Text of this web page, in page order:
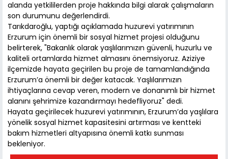
alanda yetkililerden proje hakkında bilgi alarak çalışmaların
son durumunu değerlendirdi.
Tarıkdaroğlu, yaptığı açıklamada huzurevi yatırımının
Erzurum için önemli bir sosyal hizmet projesi olduğunu
belirterek, "Bakanlık olarak yaşlılarımızın güvenli, huzurlu ve
kaliteli ortamlarda hizmet almasını önemsiyoruz. Aziziye
ilçemizde hayata geçirilen bu proje de tamamlandığında
Erzurum’a önemli bir değer katacak. Yaşlılarımızın
ihtiyaçlarına cevap veren, modern ve donanımlı bir hizmet
alanını şehrimize kazandırmayı hedefliyoruz" dedi.
Hayata geçirilecek huzurevi yatırımının, Erzurum’da yaşlılara
yönelik sosyal hizmet kapasitesini artırması ve kentteki
bakım hizmetleri altyapısına önemli katkı sunması
bekleniyor.